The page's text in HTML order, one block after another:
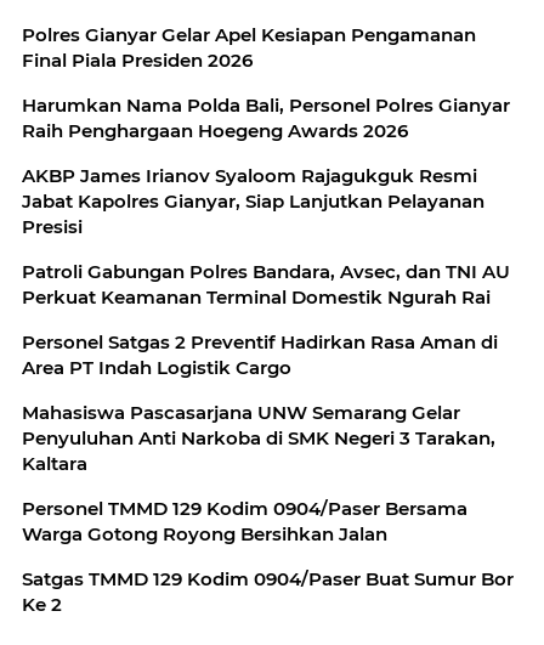
Polres Gianyar Gelar Apel Kesiapan Pengamanan
Final Piala Presiden 2026
Harumkan Nama Polda Bali, Personel Polres Gianyar
Raih Penghargaan Hoegeng Awards 2026
AKBP James Irianov Syaloom Rajagukguk Resmi
Jabat Kapolres Gianyar, Siap Lanjutkan Pelayanan
Presisi
Patroli Gabungan Polres Bandara, Avsec, dan TNI AU
Perkuat Keamanan Terminal Domestik Ngurah Rai
Personel Satgas 2 Preventif Hadirkan Rasa Aman di
Area PT Indah Logistik Cargo
Mahasiswa Pascasarjana UNW Semarang Gelar
Penyuluhan Anti Narkoba di SMK Negeri 3 Tarakan,
Kaltara
Personel TMMD 129 Kodim 0904/Paser Bersama
Warga Gotong Royong Bersihkan Jalan
Satgas TMMD 129 Kodim 0904/Paser Buat Sumur Bor
Ke 2